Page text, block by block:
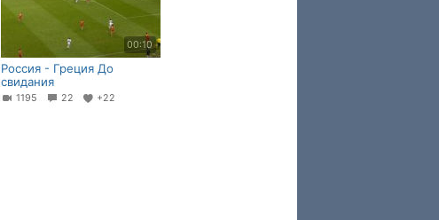
00:10
Россия - Греция До
свидания
1195 22 +22